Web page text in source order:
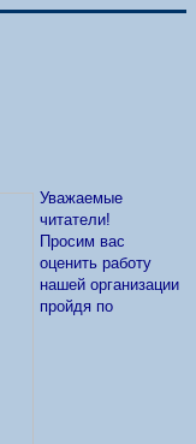
Уважаемые
читатели!
Просим вас
оценить работу
нашей организации
пройдя по